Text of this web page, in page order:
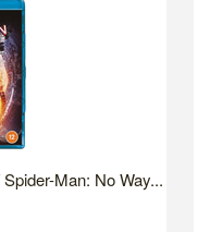
Man: No Way...